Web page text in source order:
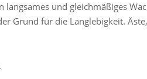
und gleichmäßiges
Grund für die Langlebigkeit.